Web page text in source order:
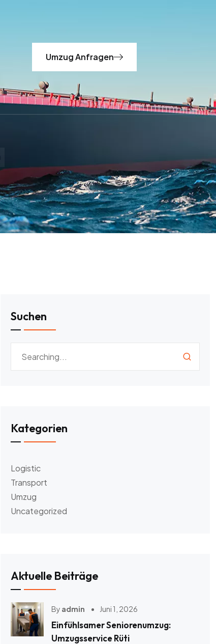
Umzug Anfragen
Suchen
Kategorien
Logistic
Transport
Umzug
Uncategorized
Aktuelle Beiträge
By admin Juni 1, 2026
Einfühlsamer Seniorenumzug:
Umzugsservice Rüti